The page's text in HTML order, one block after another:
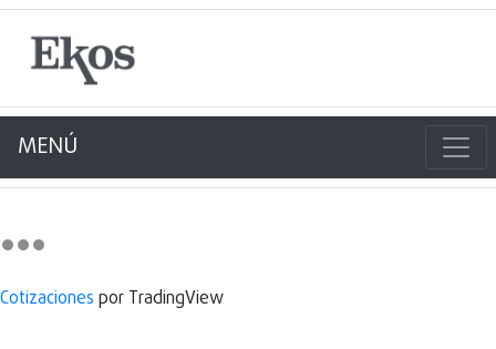
MENÚ
Cotizaciones por TradingView